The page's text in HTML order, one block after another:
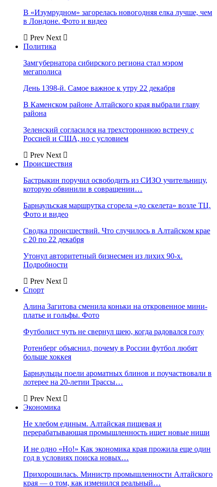
В «Изумрудном» загорелась новогодняя елка лучше, чем
в Лондоне. Фото и видео
Prev Next
Политика
Замгубернатора сибирского региона стал мэром
мегаполиса
День 1398-й. Самое важное к утру 22 декабря
В Каменском районе Алтайского края выбрали главу
района
Зеленский согласился на трехстороннюю встречу с
Россией и США, но с условием
Prev Next
Происшествия
Бастрыкин поручил освободить из СИЗО учительницу,
которую обвинили в совращении…
Барнаульская маршрутка сгорела «до скелета» возле ТЦ.
Фото и видео
Сводка происшествий. Что случилось в Алтайском крае
с 20 по 22 декабря
Утонул авторитетный бизнесмен из лихих 90-х.
Подробности
Prev Next
Спорт
Алина Загитова сменила коньки на откровенное мини-
платье и гольфы. Фото
Футболист чуть не свернул шею, когда радовался голу
Ротенберг объяснил, почему в России футбол любят
больше хоккея
Барнаульцы поели ароматных блинов и поучаствовали в
лотерее на 20-летии Трассы…
Prev Next
Экономика
Не хлебом единым. Алтайская пищевая и
перерабатывающая промышленность ищет новые ниши
И не одно «Но!» Как экономика края прожила еще один
год в условиях поиска новых…
Прихорошилась. Министр промышленности Алтайского
края — о том, как изменился реальный…